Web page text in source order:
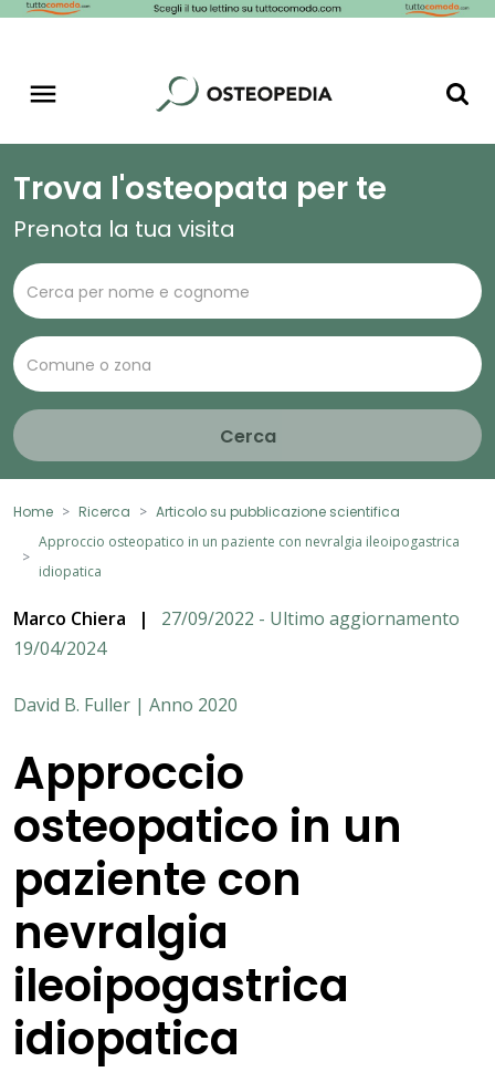
Trova l'osteopata per te
Prenota la tua visita
Cerca
Home Ricerca
Articolo su pubblicazione scientifica
Approccio osteopatico in un paziente con nevralgia ileoipogastrica
idiopatica
Marco Chiera |
27/09/2022 - Ultimo aggiornamento
19/04/2024
David B. Fuller | Anno 2020
Approccio
osteopatico in un
paziente con
nevralgia
ileoipogastrica
idiopatica